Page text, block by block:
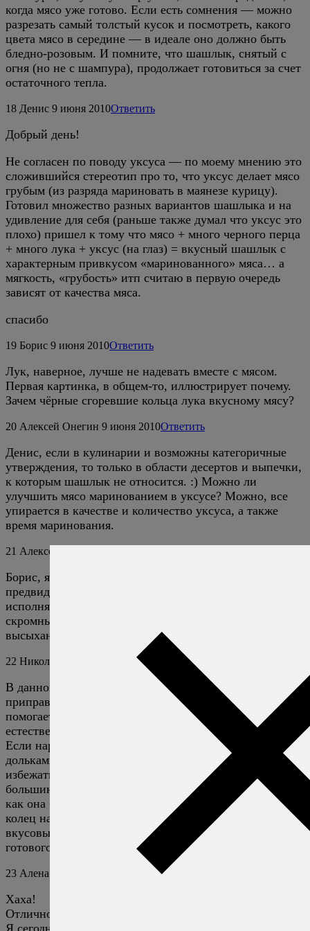
когда мясо уже готово. Если есть сомнения — можно
разрезать самый толстый кусок и посмотреть, какого
цвета мясо в середине — в идеале оно должно быть
бледно-розовым. И помните, что шашлык, снятый с
огня (но не с шампура), продолжает готовиться за счет
остаточного тепла.
18 Денис 9 июня 2010Ответить
Добрый день!
Не согласен по поводу уксуса — по моему мнению это
сложившийся стереотип про то, что уксус делает мясо
грубым (из разряда мариновать в маянезе курицу).
Готовил множество разных вариантов шашлыка и на
удивление для себя (раньше также думал что уксус это
плохо) пришел к тому что мясо + много черного перца
+ много лука + уксус (на глаз) = вкусный шашлык с
характерным привкусом «маринованного» мяса… а
мягкость, «грубость» итп считаю в первую очередь
зависят от качества мяса.
спасибо
19 Борис 9 июня 2010Ответить
Лук, наверное, лучше не надевать вместе с мясом.
Первая картинка, в общем-то, иллюстрирует почему.
Зачем чёрные сгоревшие кольца лука вкусному мясу?
20 Алексей Онегин 9 июня 2010Ответить
Денис, если в кулинарии и возможны категоричные
утверждения, то только в области десертов и выпечки,
к которым шашлык не относится. :) Можно ли
улучшить мясо маринованием в уксусе? Можно, все
упирается в качестве и количество уксуса, а также
время маринования.
21 Алексей Онегин
Борис, я критично отношусь к своим фото и
предвидел этот вопрос. :) В данном случае лук отчасти
исполняет роль приправы, отчасти, в меру своих
скромных сил, помогает предохранить мясо от
высыхания. Есть его, естественно, необязательно.
22 Николай Ответить
В данном случае лук отчасти исполняет роль
приправы, отчасти, в меру своих скромных сил,
помогает предохранить мясо от высыхания. Есть его,
естественно, необязательно.
Если нарезать лук (помидоры также многим нравятся)
дольками по форме, как долька апельсина, можно
избежать проблемы почернения-пригорания, в
большинстве случаев с одной стороны кольца, потому
как она банально возникает из-за проворачивания
колец на шампуре. И как минимум внешний вид (да и
вкусовые качества, ИМХО и весомого кол-ва людей)
готового блюда значительно улучшится.
23 Алена Ответить
Хаха!
Отлично!
Я сегодня как раз искала кто из моих любимых